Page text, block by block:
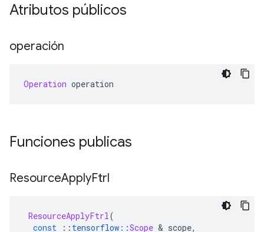
Atributos públicos
operación
Operation operation
Funciones publicas
ResourceApplyFtrl
ResourceApplyFtrl(
const
:: tensorflow ::Scope & scope,